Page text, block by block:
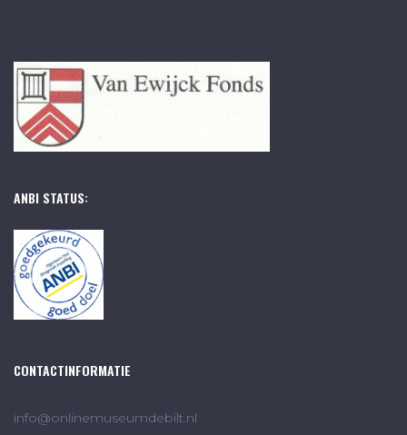
ANBI STATUS:
CONTACTINFORMATIE
info@onlinemuseumdebilt.nl